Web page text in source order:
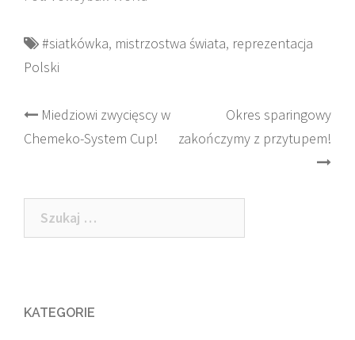
#siatkówka, mistrzostwa świata, reprezentacja
Polski
Post
navigation
Miedziowi zwycięscy w
Chemeko-System Cup!
Okres sparingowy
zakończymy z przytupem!
Szukaj:
KATEGORIE